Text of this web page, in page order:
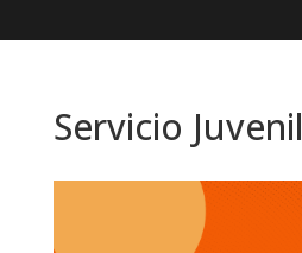
Servicio Juvenil